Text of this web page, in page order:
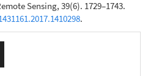
Sensing, 39(6). 1729–1743.
.